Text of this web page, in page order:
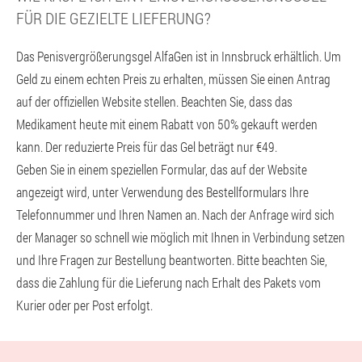
ÜR DIE GEZIELTE LIEFERUNG?
Das Penisvergrößerungsgel AlfaGen ist in Innsbruck erhältlich. Um
Geld zu einem echten Preis zu erhalten, müssen Sie einen Antrag
auf der offiziellen Website stellen. Beachten Sie, dass das
Medikament heute mit einem Rabatt von 50% gekauft werden
kann. Der reduzierte Preis für das Gel beträgt nur €49.
Geben Sie in einem speziellen Formular, das auf der Website
angezeigt wird, unter Verwendung des Bestellformulars Ihre
Telefonnummer und Ihren Namen an. Nach der Anfrage wird sich
der Manager so schnell wie möglich mit Ihnen in Verbindung setzen
und Ihre Fragen zur Bestellung beantworten. Bitte beachten Sie,
dass die Zahlung für die Lieferung nach Erhalt des Pakets vom
Kurier oder per Post erfolgt.